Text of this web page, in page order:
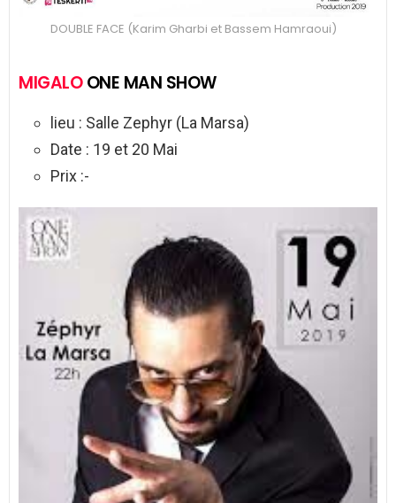
DOUBLE FACE (Karim Gharbi et Bassem Hamraoui)
MIGALOONE MAN SHOW
lieu : Salle Zephyr (La Marsa)
Date : 19 et 20 Mai
Prix :-